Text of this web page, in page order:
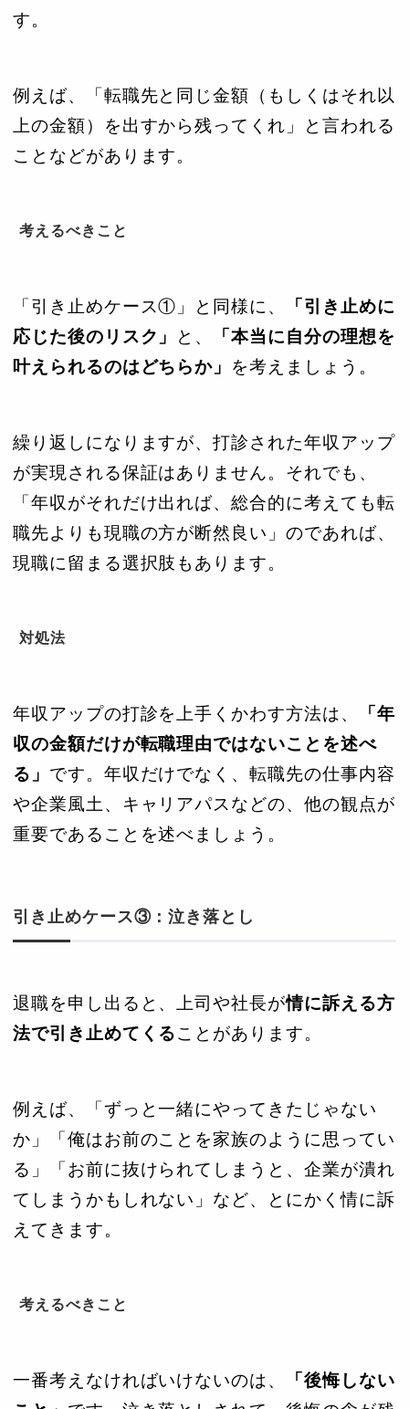
す。
例えば、「転職先と同じ金額（もしくはそれ以
上の金額）を出すから残ってくれ」と言われる
ことなどがあります。
考えるべきこと
「引き止めケース①」と同様に、
「引き止めに
応じた後のリスク」
と、
「本当に自分の理想を
叶えられるのはどちらか」 を考えましょう。
繰り返しになりますが、打診された年収アップ
が実現される保証はありません。それでも、
「年収がそれだけ出れば、総合的に考えても転
職先よりも現職の方が断然良い」のであれば、
現職に留まる選択肢もあります。
対処法
年収アップの打診を上手くかわす方法は、
「年
収の金額だけが転職理由ではないことを述べ
る」 です。年収だけでなく、転職先の仕事内容
や企業風土、キャリアパスなどの、他の観点が
重要であることを述べましょう。
引き止めケース③：泣き落とし
退職を申し出ると、上司や社長が情に訴える方
法で引き止めてくることがあります。
例えば、「ずっと一緒にやってきたじゃない
か」「俺はお前のことを家族のように思ってい
る」「お前に抜けられてしまうと、企業が潰れ
てしまうかもしれない」など、とにかく情に訴
えてきます。
考えるべきこと
一番考えなければいけないのは、
「後悔しない